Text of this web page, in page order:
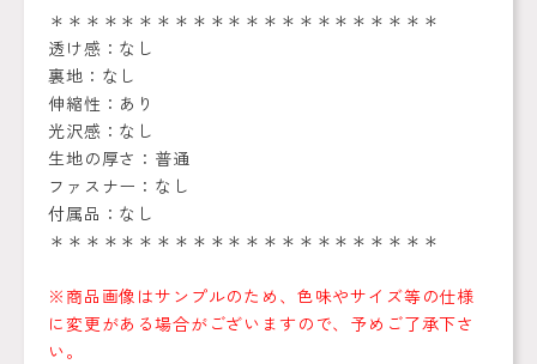
＊＊＊＊＊＊＊＊＊＊＊＊＊＊＊＊＊＊＊＊＊＊
透け感：なし
裏地：なし
伸縮性：あり
光沢感：なし
生地の厚さ：普通
ファスナー：なし
付属品：なし
＊＊＊＊＊＊＊＊＊＊＊＊＊＊＊＊＊＊＊＊＊＊
※商品画像はサンプルのため、色味やサイズ等の仕様
に変更がある場合がございますので、予めご了承下さ
い。